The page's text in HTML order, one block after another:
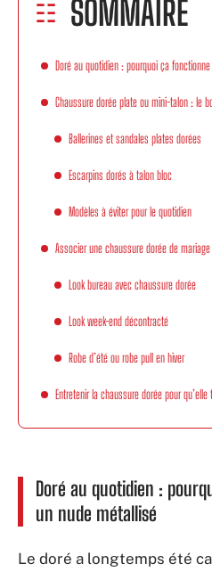
SOMMAIRE
Doré au quotidien : pourquoi ça
Chaussure dorée plate ou mini-talon : le
Ballerines et sandales plates dorées
Escarpins dorés à talon bloc
Modèles à éviter pour le quotidien
Associer une chaussure dorée de
Look bureau avec chaussure dorée
Look week-end décontracté
Robe d’été ou robe pull en hiver
Entretenir la chaussure dorée pour
Doré au quotidien :
un nude métallisé
Le doré a longtemps été